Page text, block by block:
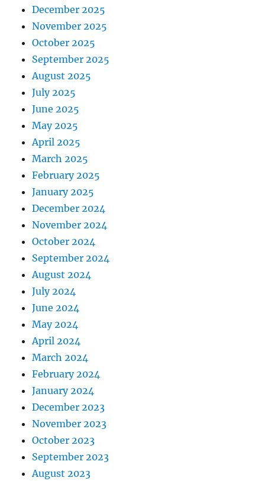
December 2025
November 2025
October 2025
September 2025
August 2025
July 2025
June 2025
May 2025
April 2025
March 2025
February 2025
January 2025
December 2024
November 2024
October 2024
September 2024
August 2024
July 2024
June 2024
May 2024
April 2024
March 2024
February 2024
January 2024
December 2023
November 2023
October 2023
September 2023
August 2023